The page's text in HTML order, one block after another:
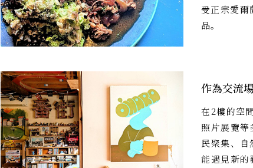
受正宗愛爾
品。
作為交流
在2樓的空
照片展覽
民聚集、
能遇見新的